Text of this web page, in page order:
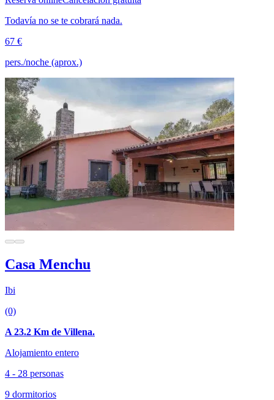
Todavía no se te cobrará nada.
67 €
pers./noche (aprox.)
Casa Menchu
Ibi
(0)
A 23.2 Km de Villena.
Alojamiento entero
4 - 28 personas
9 dormitorios